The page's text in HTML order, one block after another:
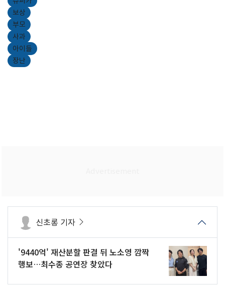
보상
부모
사과
아이들
장난
신초롱 기자
'9440억' 재산분할 판결 뒤 노소영 깜짝
행보…최수종 공연장 찾았다